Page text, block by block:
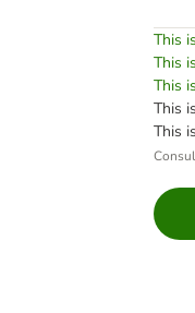
This
This
This
This
This